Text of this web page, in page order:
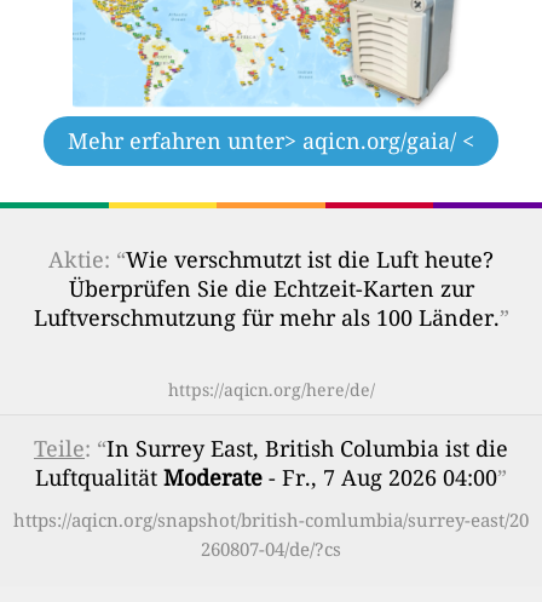
Mehr erfahren unter> aqicn.org/gaia/ <
Aktie: “Wie verschmutzt ist die Luft heute?
Überprüfen Sie die Echtzeit-Karten zur
Luftverschmutzung für mehr als 100 Länder.”
https://aqicn.org/here/de/
Teile: “In Surrey East, British Columbia ist die
Luftqualität Moderate - Fr., 7 Aug 2026 04:00”
https://aqicn.org/snapshot/british-comlumbia/surrey-east/20
260807-04/de/?cs